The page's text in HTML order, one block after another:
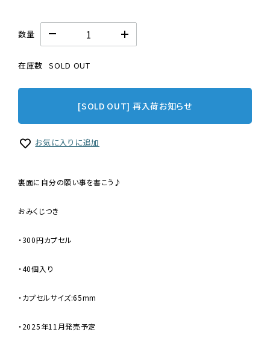
数量
在庫数 SOLD OUT
[SOLD OUT] 再入荷お知らせ
お気に入りに追加
裏面に自分の願い事を書こう♪
おみくじつき
・300円カプセル
・40個入り
・カプセルサイズ:65mm
・2025年11月発売予定